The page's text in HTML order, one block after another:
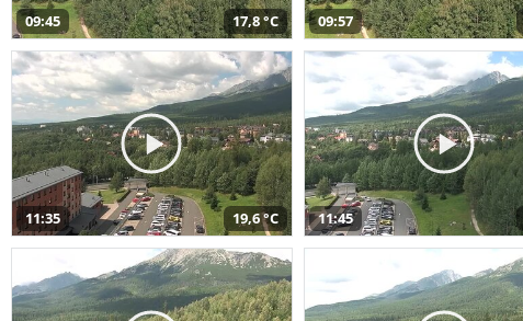
09:45 17,8 °C 09:57
11:35 19,6 °C 11:45